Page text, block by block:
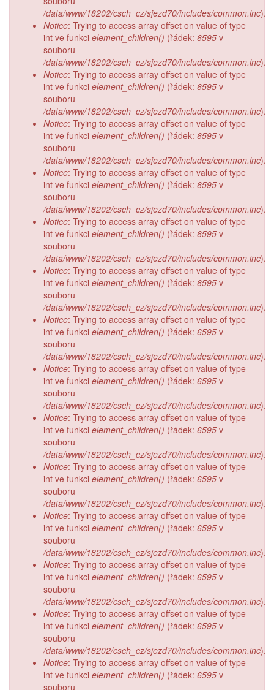
/data/www/18202/csch_cz/sjezd70/includes/common.inc).
Notice: Trying to access array offset on value of type
int ve funkci element_children() (řádek: 6595 v
souboru
/data/www/18202/csch_cz/sjezd70/includes/common.inc).
Notice: Trying to access array offset on value of type
int ve funkci element_children() (řádek: 6595 v
souboru
/data/www/18202/csch_cz/sjezd70/includes/common.inc).
Notice: Trying to access array offset on value of type
int ve funkci element_children() (řádek: 6595 v
souboru
/data/www/18202/csch_cz/sjezd70/includes/common.inc).
Notice: Trying to access array offset on value of type
int ve funkci element_children() (řádek: 6595 v
souboru
/data/www/18202/csch_cz/sjezd70/includes/common.inc).
Notice: Trying to access array offset on value of type
int ve funkci element_children() (řádek: 6595 v
souboru
/data/www/18202/csch_cz/sjezd70/includes/common.inc).
Notice: Trying to access array offset on value of type
int ve funkci element_children() (řádek: 6595 v
souboru
/data/www/18202/csch_cz/sjezd70/includes/common.inc).
Notice: Trying to access array offset on value of type
int ve funkci element_children() (řádek: 6595 v
souboru
/data/www/18202/csch_cz/sjezd70/includes/common.inc).
Notice: Trying to access array offset on value of type
int ve funkci element_children() (řádek: 6595 v
souboru
/data/www/18202/csch_cz/sjezd70/includes/common.inc).
Notice: Trying to access array offset on value of type
int ve funkci element_children() (řádek: 6595 v
souboru
/data/www/18202/csch_cz/sjezd70/includes/common.inc).
Notice: Trying to access array offset on value of type
int ve funkci element_children() (řádek: 6595 v
souboru
/data/www/18202/csch_cz/sjezd70/includes/common.inc).
Notice: Trying to access array offset on value of type
int ve funkci element_children() (řádek: 6595 v
souboru
/data/www/18202/csch_cz/sjezd70/includes/common.inc).
Notice: Trying to access array offset on value of type
int ve funkci element_children() (řádek: 6595 v
souboru
/data/www/18202/csch_cz/sjezd70/includes/common.inc).
Notice: Trying to access array offset on value of type
int ve funkci element_children() (řádek: 6595 v
souboru
/data/www/18202/csch_cz/sjezd70/includes/common.inc).
Notice: Trying to access array offset on value of type
int ve funkci element_children() (řádek: 6595 v
souboru